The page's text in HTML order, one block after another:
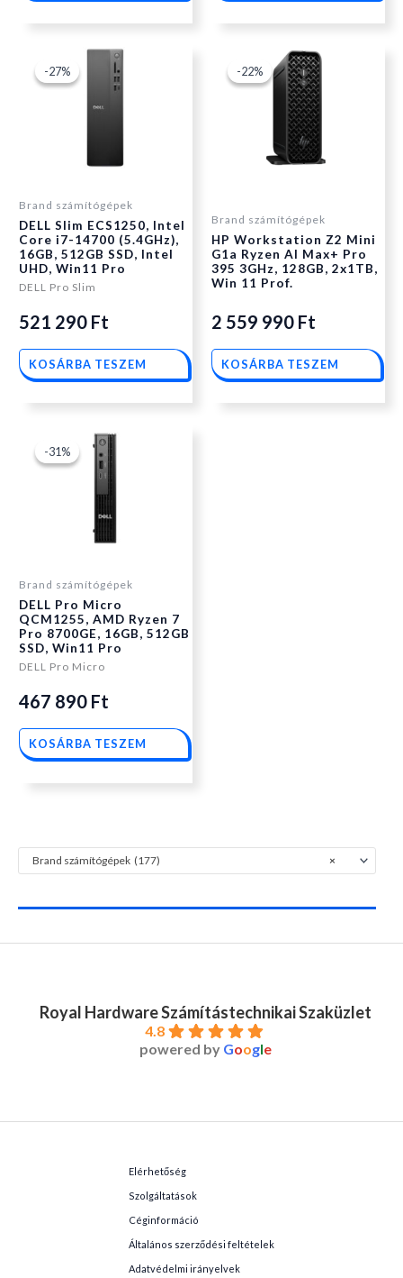
×
Brand számítógépek (177)
-27%
-27%
Brand számítógépek
DELL Slim ECS1250, Intel
Core i7-14700 (5.4GHz),
16GB, 512GB SSD, Intel
UHD, Win11 Pro
DELL Pro Slim
Original
521
290 Ft.
521 290 Ft
Current
521
KOSÁRBA TESZEM
-22%
-22%
Brand számítógépek
HP Workstation Z2 Mini
G1a Ryzen AI Max+ Pro
395 3GHz, 128GB, 2x1TB,
Win 11 Prof.
Original
2
385
2 559 990 Ft
Current
price
2
KOSÁRBA TESZEM
-31%
-31%
Brand számítógépek
DELL Pro Micro
QCM1255, AMD Ryzen 7
Pro 8700GE, 16GB, 512GB
SSD, Win11 Pro
DELL Pro Micro
Original
561
290 Ft.
467 890 Ft
Current
467
KOSÁRBA TESZEM
Royal Hardware Számítástechnikai Szaküzlet
4.8
powered by Google
Elérhetőség
Szolgáltatások
Céginformáció
Általános szerződési feltételek
Adatvédelmi irányelvek